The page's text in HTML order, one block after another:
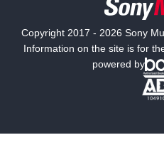
ミステリー
Copyright 2017 - 2026 Sony
Information on the site is for
powered by